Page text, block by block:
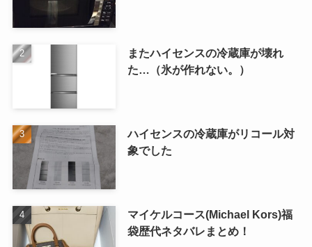
またハイセンスの冷蔵庫が壊れ
た…（氷が作れない。）
ハイセンスの冷蔵庫がリコール対
象でした
マイケルコース(Michael Kors)福
袋歴代ネタバレまとめ！